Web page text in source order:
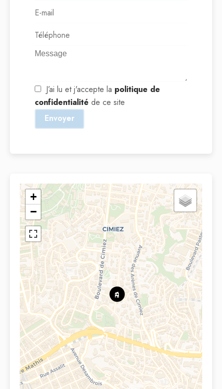
J’ai lu et j'accepte la politique de
confidentialité de ce site
Envoyer
+
−